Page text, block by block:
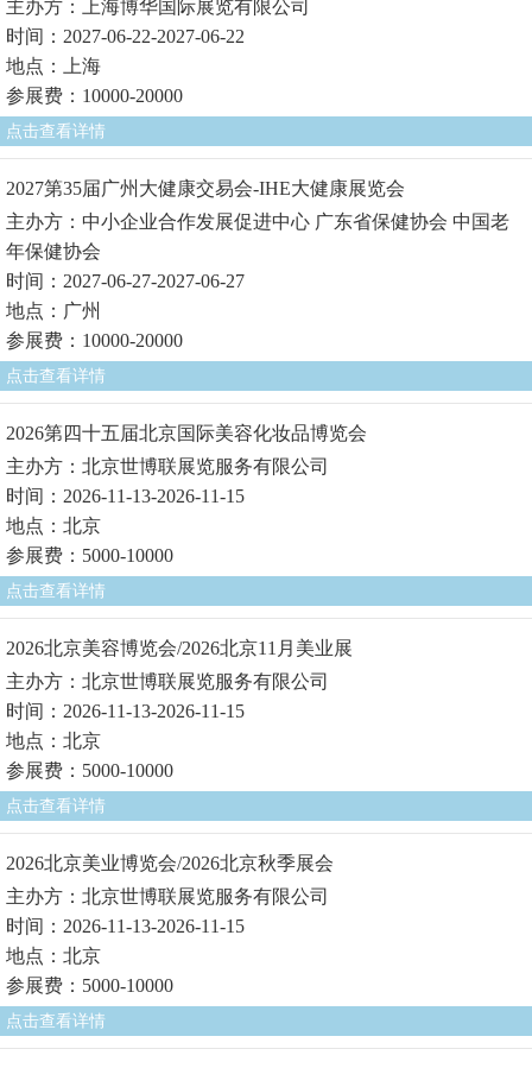
主办方：上海博华国际展览有限公司
时间：2027-06-22-2027-06-22
地点：上海
参展费：10000-20000
点击查看详情
2027第35届广州大健康交易会-IHE大健康展览会
主办方：中小企业合作发展促进中心 广东省保健协会 中国老
年保健协会
时间：2027-06-27-2027-06-27
地点：广州
参展费：10000-20000
点击查看详情
2026第四十五届北京国际美容化妆品博览会
主办方：北京世博联展览服务有限公司
时间：2026-11-13-2026-11-15
地点：北京
参展费：5000-10000
点击查看详情
2026北京美容博览会/2026北京11月美业展
主办方：北京世博联展览服务有限公司
时间：2026-11-13-2026-11-15
地点：北京
参展费：5000-10000
点击查看详情
2026北京美业博览会/2026北京秋季展会
主办方：北京世博联展览服务有限公司
时间：2026-11-13-2026-11-15
地点：北京
参展费：5000-10000
点击查看详情